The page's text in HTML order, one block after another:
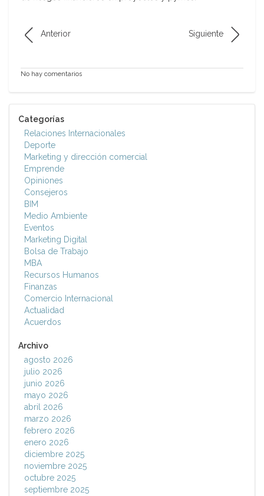
Anterior Siguiente
No hay comentarios
Categorías
Relaciones Internacionales
Deporte
Marketing y dirección comercial
Emprende
Opiniones
Consejeros
BIM
Medio Ambiente
Eventos
Marketing Digital
Bolsa de Trabajo
MBA
Recursos Humanos
Finanzas
Comercio Internacional
Actualidad
Acuerdos
Archivo
agosto 2026
julio 2026
junio 2026
mayo 2026
abril 2026
marzo 2026
febrero 2026
enero 2026
diciembre 2025
noviembre 2025
octubre 2025
septiembre 2025